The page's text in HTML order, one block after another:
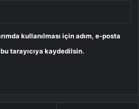
kullanılması için adım, e-posta
tarayıcıya kaydedilsin.